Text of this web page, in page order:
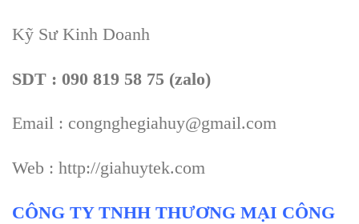
Kỹ Sư Kinh Doanh
SDT : 090 819 58 75 (zalo)
Email : congnghegiahuy@gmail.com
Web : http://giahuytek.com
CÔNG TY TNHH THƯƠNG MẠI CÔNG